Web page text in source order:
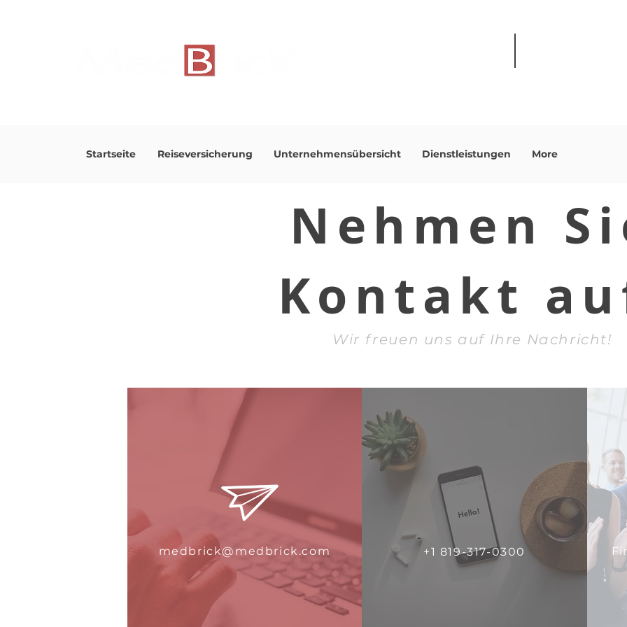
Startseite Reiseversicherung Unternehmensübersicht Dienstleistungen More
Nehmen
Kontakt
Wir freuen uns auf Ihre Nachricht!
medbrick@medbrick.com +1 819-317-0300